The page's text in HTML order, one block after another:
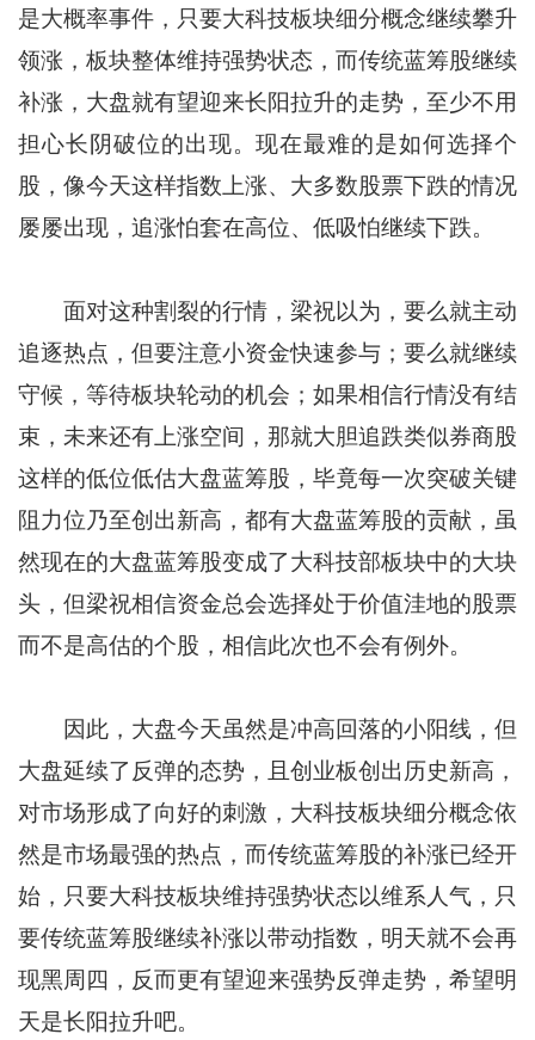
是大概率事件，只要大科技板块细分概念继续攀升
领涨，板块整体维持强势状态，而传统蓝筹股继续
补涨，大盘就有望迎来长阳拉升的走势，至少不用
担心长阴破位的出现。现在最难的是如何选择个
股，像今天这样指数上涨、大多数股票下跌的情况
屡屡出现，追涨怕套在高位、低吸怕继续下跌。
面对这种割裂的行情，梁祝以为，要么就主动
追逐热点，但要注意小资金快速参与；要么就继续
守候，等待板块轮动的机会；如果相信行情没有结
束，未来还有上涨空间，那就大胆追跌类似券商股
这样的低位低估大盘蓝筹股，毕竟每一次突破关键
阻力位乃至创出新高，都有大盘蓝筹股的贡献，虽
然现在的大盘蓝筹股变成了大科技部板块中的大块
头，但梁祝相信资金总会选择处于价值洼地的股票
而不是高估的个股，相信此次也不会有例外。
因此，大盘今天虽然是冲高回落的小阳线，但
大盘延续了反弹的态势，且创业板创出历史新高，
对市场形成了向好的刺激，大科技板块细分概念依
然是市场最强的热点，而传统蓝筹股的补涨已经开
始，只要大科技板块维持强势状态以维系人气，只
要传统蓝筹股继续补涨以带动指数，明天就不会再
现黑周四，反而更有望迎来强势反弹走势，希望明
天是长阳拉升吧。